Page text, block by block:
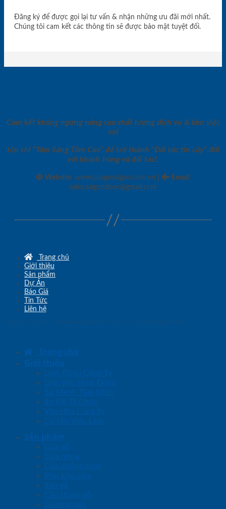
Đăng ký để được gọi lại tư vấn & nhận những ưu đãi mới nhất.
Chúng tôi cam kết các thông tin sẽ được bảo mật tuyệt đối.
Cam kết không ngừng nâng cao chất lượng dịch vụ & làm việc
với
tôn chỉ “Tâm Sáng Tầm Cao” để trở thành “Đối tác tin cậy” đối
với khách hàng và đối tác!.
Website: www.cuagosaigon.com.vn Email :
sales.saigondoor@gmail.com
Trang chủ
Giới thiệu
Sản phẩm
Dự Án
Báo Giá
Tin Tức
Liên hệ
Trang chủ
Giới thiệu
Giới Thiệu Công Ty
Lĩnh Vực Hoạt Động
Sứ Mệnh Tầm Nhìn
Sơ Đồ Tổ Chức
Văn Hóa Công ty
Cơ Hội Việc Làm
Sản phẩm
Cửa gỗ
Cửa nhựa
Cửa chống cháy
Phụ kiện cửa
Sàn gỗ
Cầu thang gỗ
Giường ngủ